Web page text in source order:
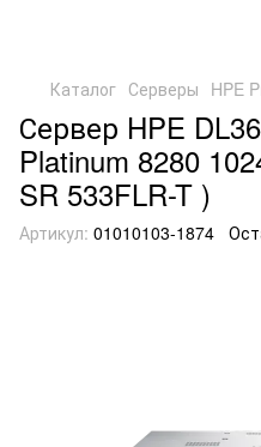
Каталог Серверы HPE
Сервер HPE
Platinum 8280
SR 533FLR-T )
Артикул: 01010103-1874